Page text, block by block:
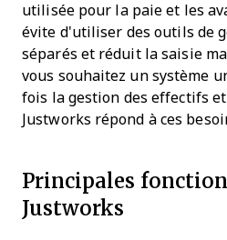
utilisée pour la paie et les
évite d'utiliser des outils de
séparés et réduit la saisie
vous souhaitez un système
fois la gestion des effectifs
Justworks répond à ces
Principales
Justworks